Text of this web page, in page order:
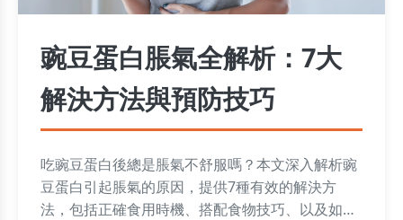
豌豆蛋白脹氣全解析：7大
解決方法與預防技巧
吃豌豆蛋白後總是脹氣不舒服嗎？本文深入解析豌
豆蛋白引起脹氣的原因，提供7種有效的解決方
法，包括正確食用時機、搭配食物技巧、以及如何